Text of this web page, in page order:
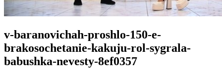
v-baranovichah-proshlo-150-e-
brakosochetanie-kakuju-rol-sygrala-
babushka-nevesty-8ef0357